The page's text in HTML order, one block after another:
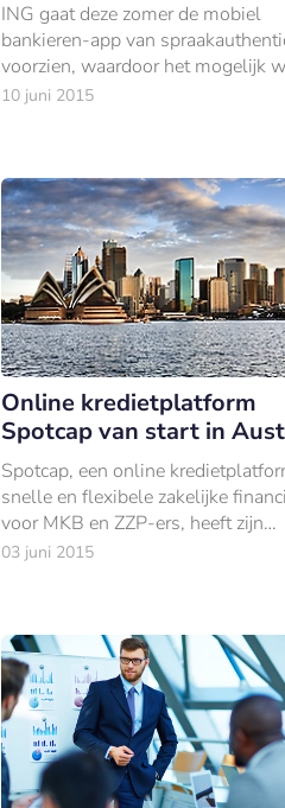
ING gaat deze zomer de mobiel
bankieren-app van
voorzien, waardoor het mogelijk
de ING-app alleen met de stem
10 juni 2015
Online kredietplatform
Spotcap van start in
Spotcap, een online
snelle en flexibele zakelijke
voor MKB en ZZP-ers, heeft zijn
activiteiten uitgebreid naar
03 juni 2015